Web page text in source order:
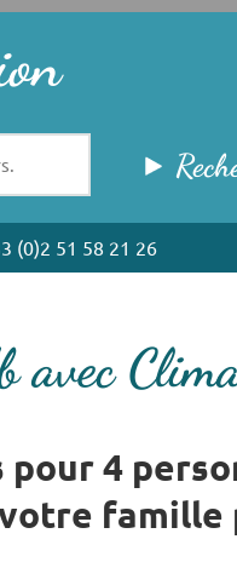
(0)2 51 58 21 26
avec
pour 4
famille